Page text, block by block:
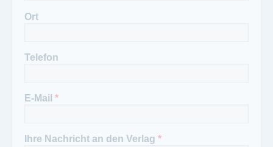
Ort
Telefon
E-Mail *
Ihre Nachricht an den Verlag *